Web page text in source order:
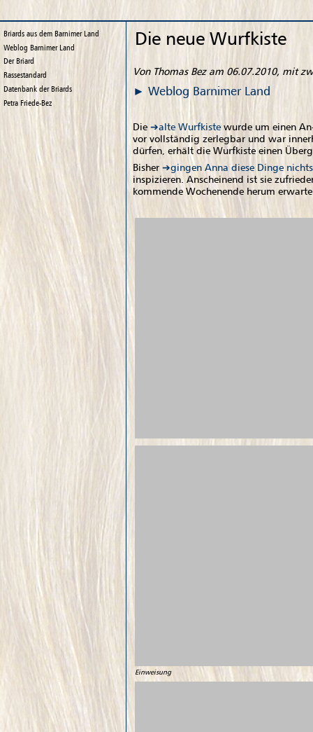
Briards aus dem Barnimer Land
Weblog Barnimer Land
Der Briard
Rassestandard
Datenbank der Briards
Petra Friede-Bez
Die neue Wurfkiste
Von Thomas Bez am 06.07.2010, mit
Weblog Barnimer Land
Die alte Wurfkistewurde um einen
vor vollständig zerlegbar und war
dürfen, erhält die Wurfkiste einen
Bisher
gingen Anna diese Dinge
inspizieren. Anscheinend ist sie
kommende Wochenende herum
Einweisung